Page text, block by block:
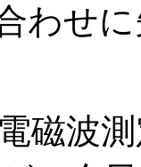
わせ
磁波